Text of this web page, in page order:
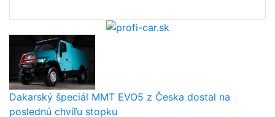
Dakarský špeciál MMT EVO5 z Česka dostal na
poslednú chvíľu stopku